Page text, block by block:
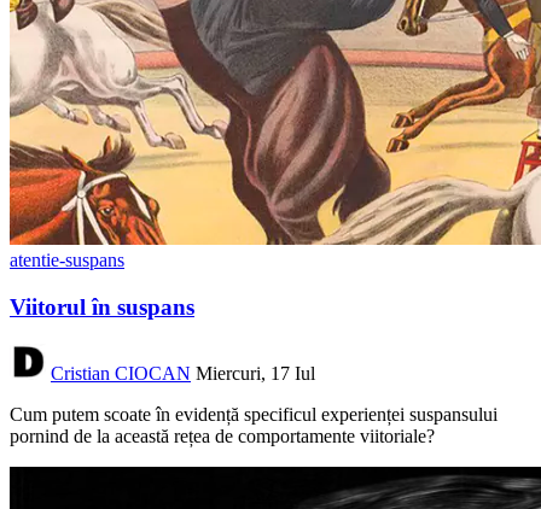
atentie-suspans
Viitorul în suspans
Cristian CIOCAN Miercuri, 17 Iul
Cum putem scoate în evidență specificul experienței suspansului
pornind de la această rețea de comportamente viitoriale?